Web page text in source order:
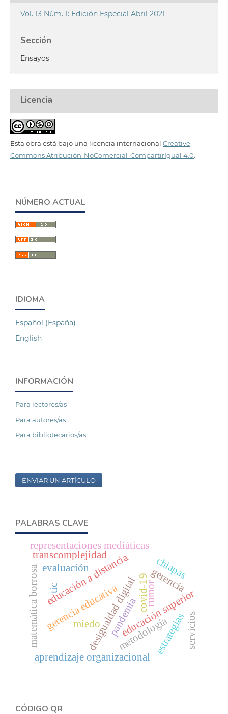
Vol. 13 Núm. 1: Edición Especial Abril 2021
Sección
Ensayos
Licencia
Esta obra está bajo una licencia internacional Creative
Commons Atribución-NoComercial-CompartirIgual 4.0
NÚMERO ACTUAL
IDIOMA
Español (España)
English
INFORMACIÓN
Para lectores/as
Para autores/as
Para bibliotecarios/as
ENVIAR UN ARTÍCULO
PALABRAS CLAVE
educación a distancia
desigualdad digitalcovid-19
educación superior
aprendizaje organizacional
gerencia educativa
estrategias
representaciones mediáticas
gerencia
tic
metodología
evaluación
transcomplejidad
matemática borrosa servicios
pandemia
rumor
miedo
chiapas
CÓDIGO QR